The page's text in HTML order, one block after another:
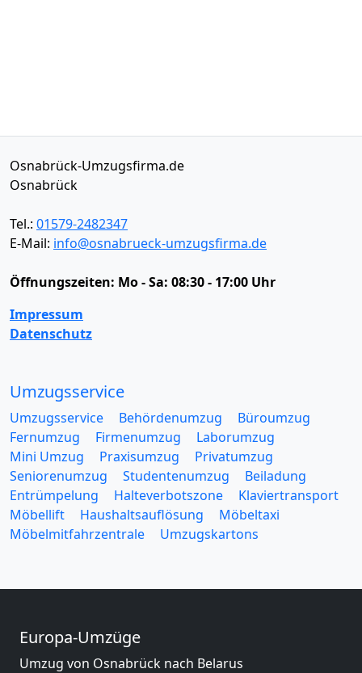
Osnabrück-Umzugsfirma.de
Osnabrück
Tel.: 01579-2482347
E-Mail: info@osnabrueck-umzugsfirma.de
Öffnungszeiten: Mo - Sa: 08:30 - 17:00 Uhr
Impressum
Datenschutz
Umzugsservice
Umzugsservice Behördenumzug
Büroumzug
Fernumzug
Firmenumzug
Laborumzug
Mini Umzug
Praxisumzug
Privatumzug
Seniorenumzug
Studentenumzug
Beiladung
Entrümpelung
Halteverbotszone
Klaviertransport
Möbellift
Haushaltsauflösung
Möbeltaxi
Möbelmitfahrzentrale
Umzugskartons
Europa-Umzüge
Umzug von Osnabrück nach Belarus